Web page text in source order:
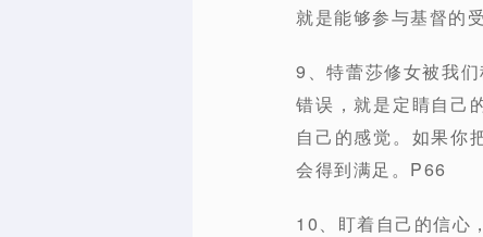
就是能够参与基督的
9、特蕾莎修女被我
错误，就是定睛自己
自己的感觉。如果你
会得到满足。P66
10、盯着自己的信心